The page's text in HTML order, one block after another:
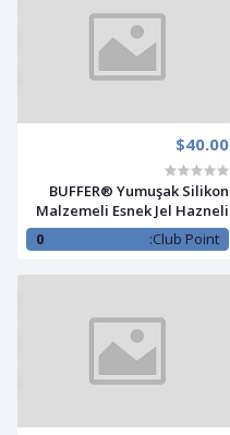
$40.00
BUFFER® Yumuşak Silikon
Malzemeli Esnek Jel Hazneli
Masaj Fonksiyonlu Etkili
Banyo Duş Kese Lifi
Club Point:
0